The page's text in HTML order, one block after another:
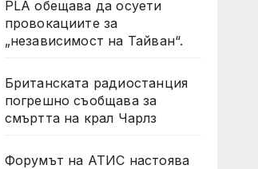
PLA обещава да осуети
провокациите за
„независимост на Тайван“.
Британската радиостанция
погрешно съобщава за
смъртта на крал Чарлз
Форумът на АТИС настоява